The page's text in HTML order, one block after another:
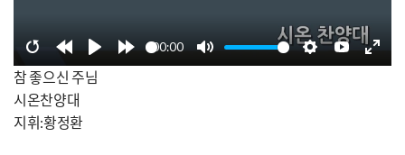
RestartRewind
10s
Play Forward
00:00
Mute SettingsYouTube
Enter
참 좋으신 주님
시온찬양대
지휘:황정환